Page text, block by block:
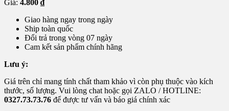
Giá: 4.800 ₫
Giao hàng ngay trong ngày
Ship toàn quốc
Đổi trả trong vòng 07 ngày
Cam kết sản phẩm chính hãng
Lưu ý:
Giá trên chỉ mang tính chất tham khảo vì còn phụ thuộc vào kích
thước, số lượng. Vui lòng chat hoặc gọi ZALO / HOTLINE:
0327.73.73.76 để được tư vấn và báo giá chính xác